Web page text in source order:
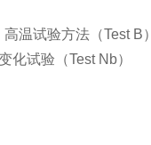
温试验方法（Test B）
化试验（Test Nb）